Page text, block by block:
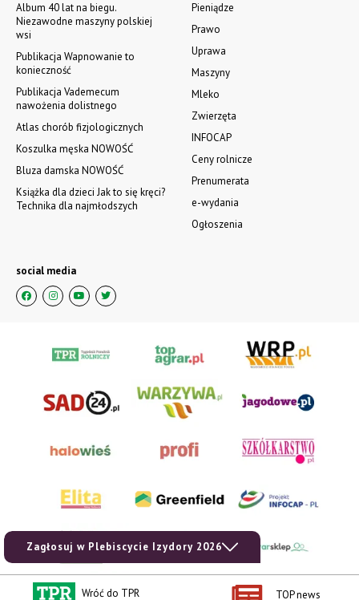
Zagłosuj w Plebiscycie Izydory 2026
Pieniądze
Prawo
Uprawa
Maszyny
Mleko
Zwierzęta
INFOCAP
Ceny rolnicze
Prenumerata
e-wydania
Ogłoszenia
Album 40 lat na biegu.
Niezawodne maszyny polskiej
wsi
Publikacja Wapnowanie to
konieczność
Publikacja Vademecum
nawożenia dolistnego
Atlas chorób fizjologicznych
Koszulka męska NOWOŚĆ
Bluza damska NOWOŚĆ
Książka dla dzieci Jak to się kręci?
Technika dla najmłodszych
social media
Wróć do TPR TOP news